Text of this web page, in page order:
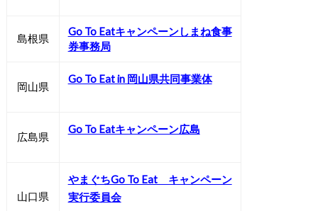
島根県
Go To Eatキャンペーンしまね食事
券事務局
岡山県
Go To Eat in 岡山県共同事業体
広島県
Go To Eatキャンペーン広島
山口県
やまぐちGo To Eat キャンペーン
実行委員会